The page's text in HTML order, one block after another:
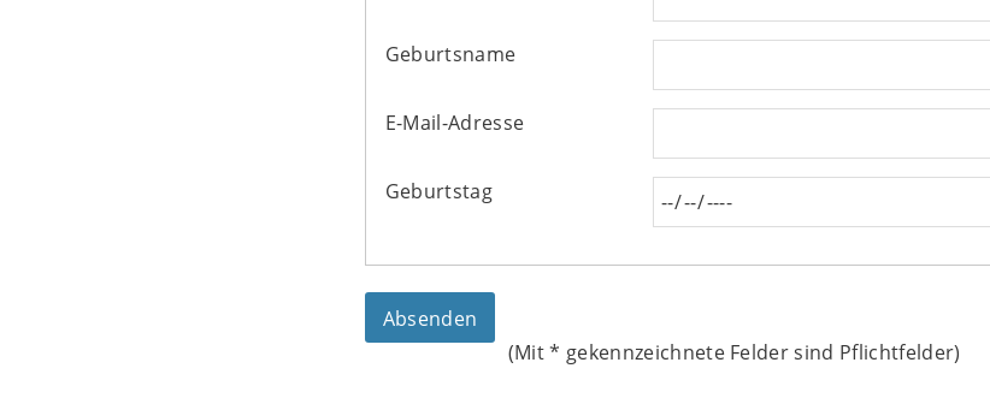
Geburtsname
E-Mail-Adresse
Geburtstag
(Mit* gekennzeichnete Felder sind Pflichtfelder)